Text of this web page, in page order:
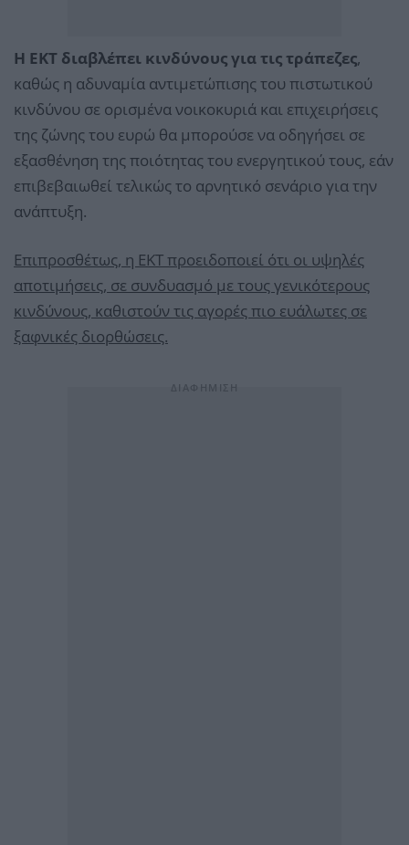
Η ΕΚΤ διαβλέπει κινδύνους για τις τράπεζες,
καθώς η αδυναμία αντιμετώπισης του πιστωτικού
κινδύνου σε ορισμένα νοικοκυριά και επιχειρήσεις
της ζώνης του ευρώ θα μπορούσε να οδηγήσει σε
εξασθένηση της ποιότητας του ενεργητικού τους, εάν
επιβεβαιωθεί τελικώς το αρνητικό σενάριο για την
ανάπτυξη.
Επιπροσθέτως, η ΕΚΤ προειδοποιεί ότι οι υψηλές
αποτιμήσεις, σε συνδυασμό με τους γενικότερους
κινδύνους, καθιστούν τις αγορές πιο ευάλωτες σε
ξαφνικές διορθώσεις.